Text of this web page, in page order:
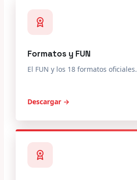
Formatos y FUN
El FUN y los 18 formatos oficiales.
Descargar →